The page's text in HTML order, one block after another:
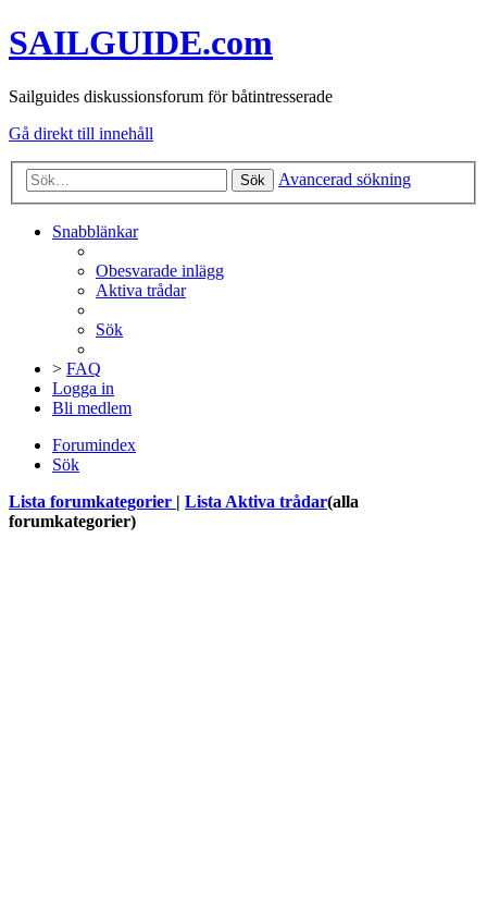
SAILGUIDE.com
Sailguides diskussionsforum för båtintresserade
Gå direkt till innehåll
Sök Avancerad sökning
Snabblänkar
Obesvarade inlägg
Aktiva trådar
Sök
> FAQ
Logga in
Bli medlem
Forumindex
Sök
Lista forumkategorier
Lista Aktiva trådar(alla
forumkategorier)